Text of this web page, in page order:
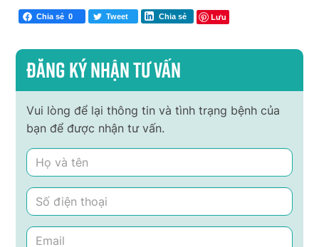
Chia sẻ 0 Tweet Chia sẻ Lưu
Đăng ký nhận tư vấn
Vui lòng để lại thông tin và tình trạng bệnh của
bạn để được nhận tư vấn.